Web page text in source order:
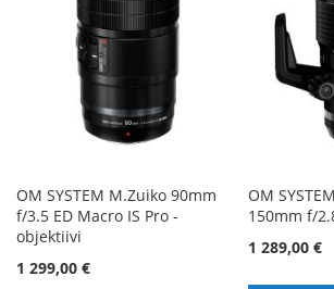
OM SYSTEM M.Zuiko 90mm
f/3.5 ED Macro IS Pro -
objektiivi
1 299,00 €
OM
150mm f/
1 289,00 €